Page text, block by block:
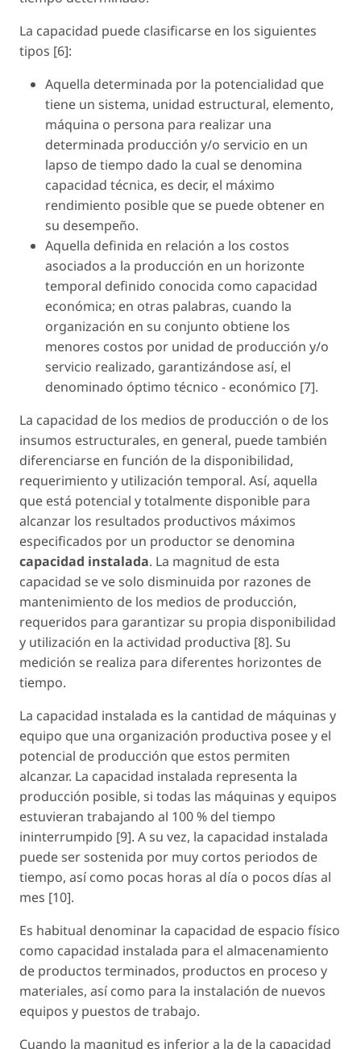
La capacidad puede clasificarse en los siguientes
tipos [6]:
Aquella determinada por la potencialidad que
tiene un sistema, unidad estructural, elemento,
máquina o persona para realizar una
determinada producción y/o servicio en un
lapso de tiempo dado la cual se denomina
capacidad técnica, es decir, el máximo
rendimiento posible que se puede obtener en
su desempeño.
Aquella definida en relación a los costos
asociados a la producción en un horizonte
temporal definido conocida como capacidad
económica; en otras palabras, cuando la
organización en su conjunto obtiene los
menores costos por unidad de producción y/o
servicio realizado, garantizándose así, el
denominado óptimo técnico - económico [7].
La capacidad de los medios de producción o de los
insumos estructurales, en general, puede también
diferenciarse en función de la disponibilidad,
requerimiento y utilización temporal. Así, aquella
que está potencial y totalmente disponible para
alcanzar los resultados productivos máximos
especificados por un productor se denomina
capacidad instalada. La magnitud de esta
capacidad se ve solo disminuida por razones de
mantenimiento de los medios de producción,
requeridos para garantizar su propia disponibilidad
y utilización en la actividad productiva [8]. Su
medición se realiza para diferentes horizontes de
tiempo.
La capacidad instalada es la cantidad de máquinas y
equipo que una organización productiva posee y el
potencial de producción que estos permiten
alcanzar. La capacidad instalada representa la
producción posible, si todas las máquinas y equipos
estuvieran trabajando al 100 % del tiempo
ininterrumpido [9]. A su vez, la capacidad instalada
puede ser sostenida por muy cortos periodos de
tiempo, así como pocas horas al día o pocos días al
mes [10].
Es habitual denominar la capacidad de espacio físico
como capacidad instalada para el almacenamiento
de productos terminados, productos en proceso y
materiales, así como para la instalación de nuevos
equipos y puestos de trabajo.
Cuando la magnitud es inferior a la de la capacidad